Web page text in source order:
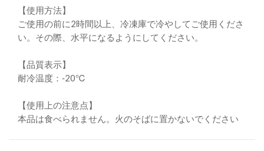
【使用方法】
ご使用の前に2時間以上、冷凍庫で冷やしてご使用くださ
い。その際、水平になるようにしてください。
【品質表示】
耐冷温度：‐20℃
【使用上の注意点】
本品は食べられません。火のそばに置かないでください